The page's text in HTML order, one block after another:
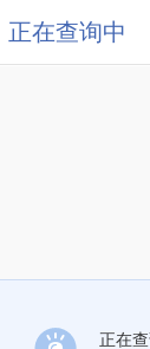
正在查询中
正在